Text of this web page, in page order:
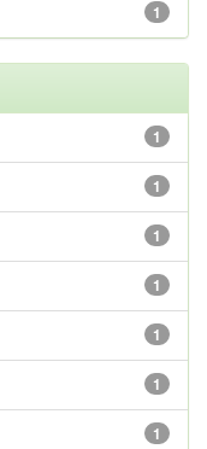
1
1
1
1
1
1
1
1